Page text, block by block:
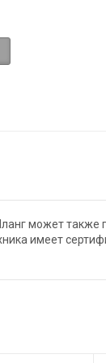
может также
имеет